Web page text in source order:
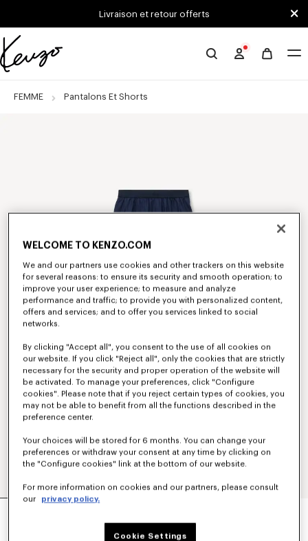
Skip to main content
Skip to footer contentLivraison et retour offerts
Site
KENZO
FEMME Pantalons Et Shorts
WELCOME TO KENZO.COM
We and our partners use cookies and other trackers on this website
for several reasons: to ensure its security and smooth operation; to
improve your user experience; to measure and analyze
performance and traffic; to provide you with personalized content,
offers and services; and to offer you services linked to social
networks.
By clicking "Accept all", you consent to the use of all cookies on
our website. If you click "Reject all", only the cookies that are strictly
necessary for the security and proper operation of the website will
be activated. To manage your preferences, click "Configure
cookies". Please note that if you reject certain types of cookies, you
may not be able to benefit from all the functions described in the
preference center.
Your choices will be stored for 6 months. You can change your
preferences or withdraw your consent at any time by clicking on
the "Configure cookies" link at the bottom of our website.
For more information on cookies and our partners, please consult
our
privacy policy.
Cookie Settings